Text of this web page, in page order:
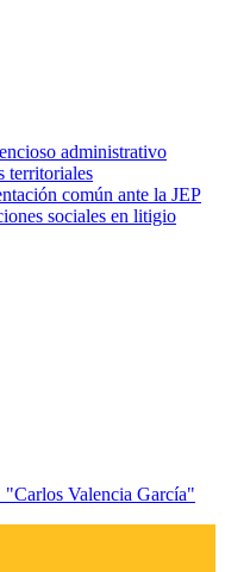
administrativo
territoriales
común ante la JEP
sociales en litigio
Valencia García"